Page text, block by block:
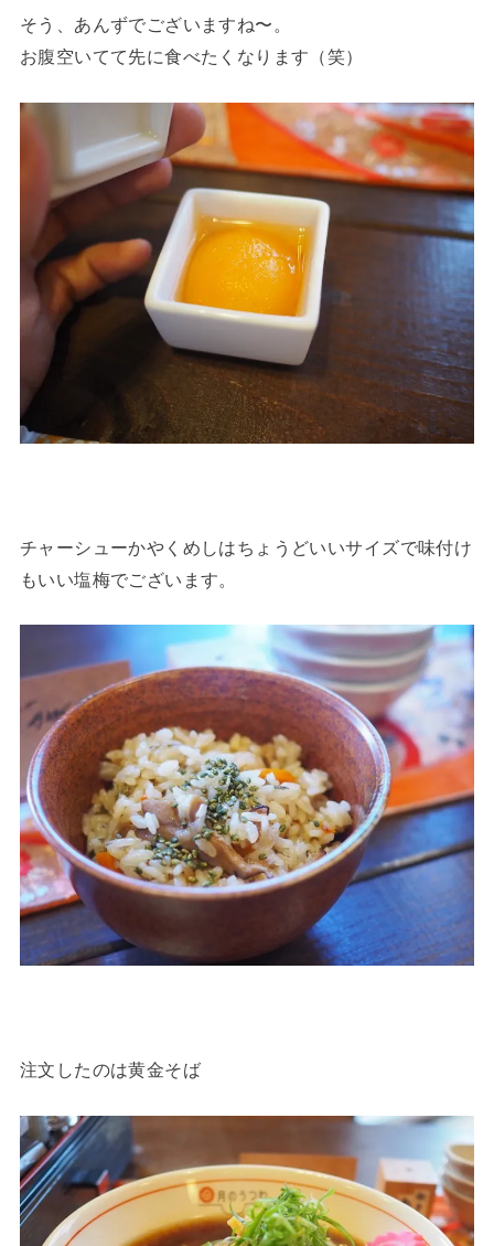
そう、あんずでございますね〜。
お腹空いてて先に食べたくなります（笑）
チャーシューかやくめしはちょうどいいサイズで味付け
もいい塩梅でございます。
注文したのは黄金そば